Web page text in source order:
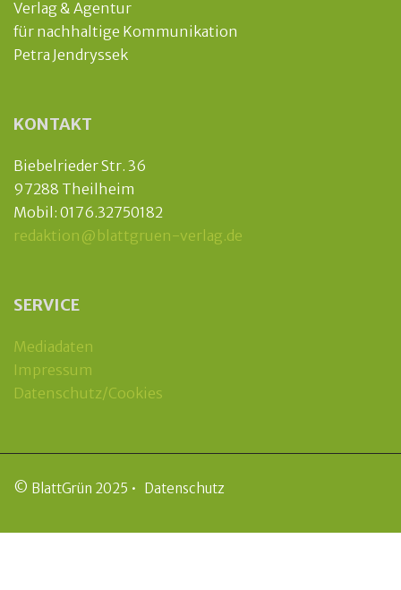
Verlag & Agentur
für nachhaltige Kommunikation
Petra Jendryssek
KONTAKT
Biebelrieder Str. 36
97288 Theilheim
Mobil: 0176.32750182
redaktion@blattgruen-verlag.de
SERVICE
Mediadaten
Impressum
Datenschutz/Cookies
© BlattGrün 2025 • Datenschutz